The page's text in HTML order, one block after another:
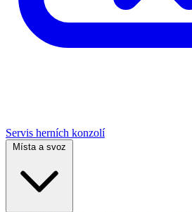
Servis herních konzolí
Místa a svoz